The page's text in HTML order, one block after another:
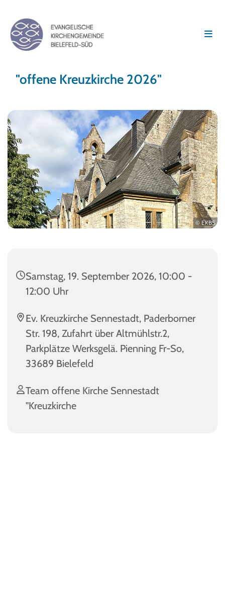
"offene Kreuzkirche 2026"
© EKBS
Samstag, 19. September 2026, 10:00 -
12:00 Uhr
Ev. Kreuzkirche Sennestadt, Paderborner
Str. 198, Zufahrt über Altmühlstr.2,
Parkplätze Werksgelä. Pienning Fr-So,
33689 Bielefeld
Team offene Kirche Sennestadt
"Kreuzkirche